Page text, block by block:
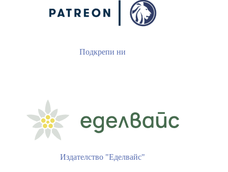
Подкрепи ни
Издателство "Еделвайс"